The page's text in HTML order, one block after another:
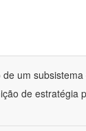
um
de